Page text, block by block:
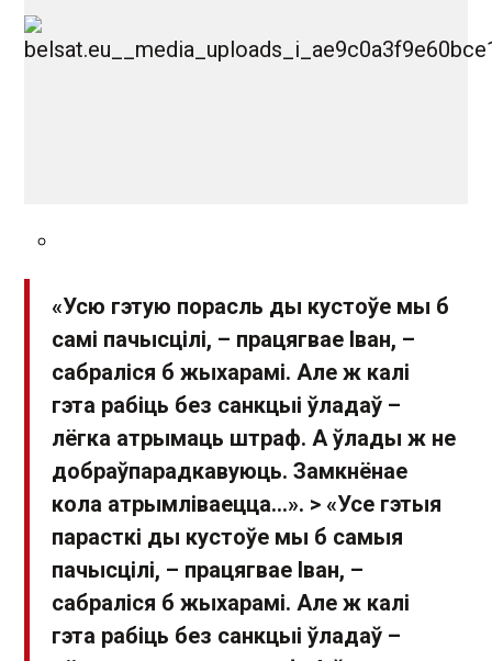
«Усю гэтую порасль ды кустоўе мы б
самі пачысцілі, – працягвае Іван, –
сабраліся б жыхарамі. Але ж калі
гэта рабіць без санкцыі ўладаў –
лёгка атрымаць штраф. А ўлады ж не
добраўпарадкавуюць. Замкнёнае
кола атрымліваецца…». > «Усе гэтыя
парасткі ды кустоўе мы б самыя
пачысцілі, – працягвае Іван, –
сабраліся б жыхарамі. Але ж калі
гэта рабіць без санкцыі ўладаў –